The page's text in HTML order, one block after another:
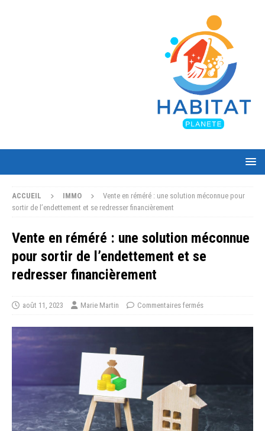
ACCUEIL IMMO
Vente en réméré : une solution méconnue pour
sortir de l’endettement et se redresser financièrement
Vente en réméré : une solution méconnue
pour sortir de l’endettement et se
redresser financièrement
août 11, 2023 Marie Martin Commentaires fermés